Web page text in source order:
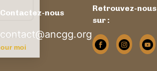
Contactez-nous
contact@ancgg.org
Retrouvez-nous
sur :